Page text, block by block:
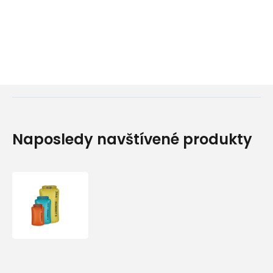
Naposledy navštívené produkty